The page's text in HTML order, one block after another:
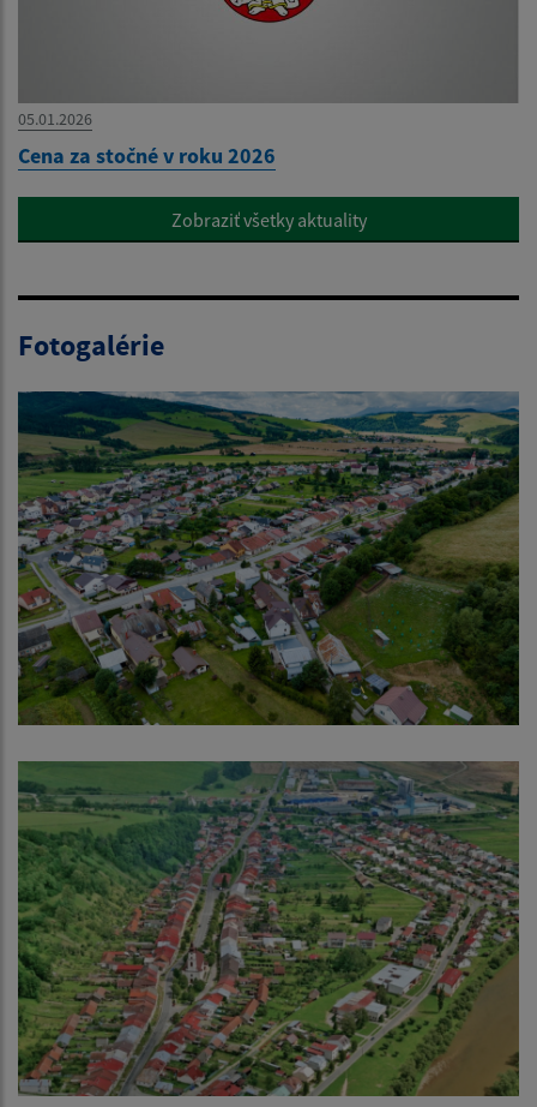
05.01.2026
Cena za stočné v roku 2026
Zobraziť všetky aktuality
Fotogalérie